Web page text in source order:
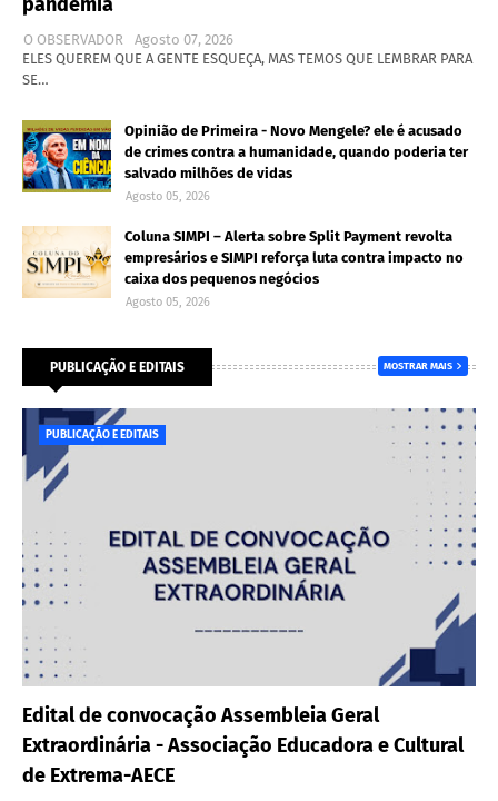
O OBSERVADOR
Agosto 07, 2026
ELES QUEREM QUE A GENTE ESQUEÇA, MAS TEMOS QUE LEMBRAR PARA
SE…
Opinião de Primeira - Novo Mengele? ele é acusado
de crimes contra a humanidade, quando poderia ter
salvado milhões de vidas
Agosto 05, 2026
Coluna SIMPI – Alerta sobre Split Payment revolta
empresários e SIMPI reforça luta contra impacto no
caixa dos pequenos negócios
Agosto 05, 2026
PUBLICAÇÃO E EDITAIS MOSTRAR MAIS
PUBLICAÇÃO E EDITAIS
Edital de convocação Assembleia Geral
Extraordinária - Associação Educadora e Cultural
de Extrema-AECE